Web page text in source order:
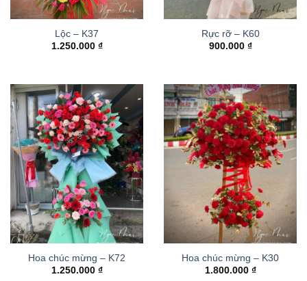
Lộc – K37
1.250.000 ₫
Rực rỡ – K60
900.000 ₫
Hoa chúc mừng – K72
1.250.000 ₫
Hoa chúc mừng – K30
1.800.000 ₫